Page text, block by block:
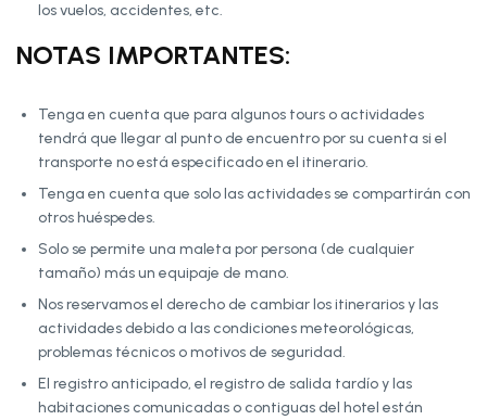
los vuelos, accidentes, etc.
NOTAS IMPORTANTES:
Tenga en cuenta que para algunos tours o actividades
tendrá que llegar al punto de encuentro por su cuenta si el
transporte no está especificado en el itinerario.
Tenga en cuenta que solo las actividades se compartirán con
otros huéspedes.
Solo se permite una maleta por persona (de cualquier
tamaño) más un equipaje de mano.
Nos reservamos el derecho de cambiar los itinerarios y las
actividades debido a las condiciones meteorológicas,
problemas técnicos o motivos de seguridad.
El registro anticipado, el registro de salida tardío y las
habitaciones comunicadas o contiguas del hotel están